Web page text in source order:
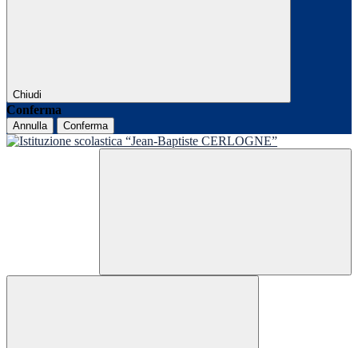
Chiudi
Conferma
Annulla Conferma